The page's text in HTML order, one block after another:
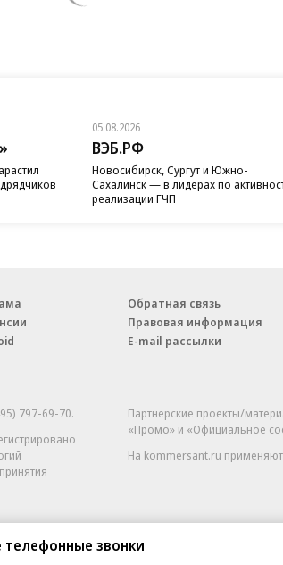
05.08.2026
ВЭБ.РФ
Новосибирск, Сургут и Южно-
Сахалинск — в лидерах по
реализации ГЧП
звонки
Обратная связь
Правовая информация
E-mail рассылки
797-69-70.
Партнерские проекты/
«Промо» и «Официальное
На kommersant.ru